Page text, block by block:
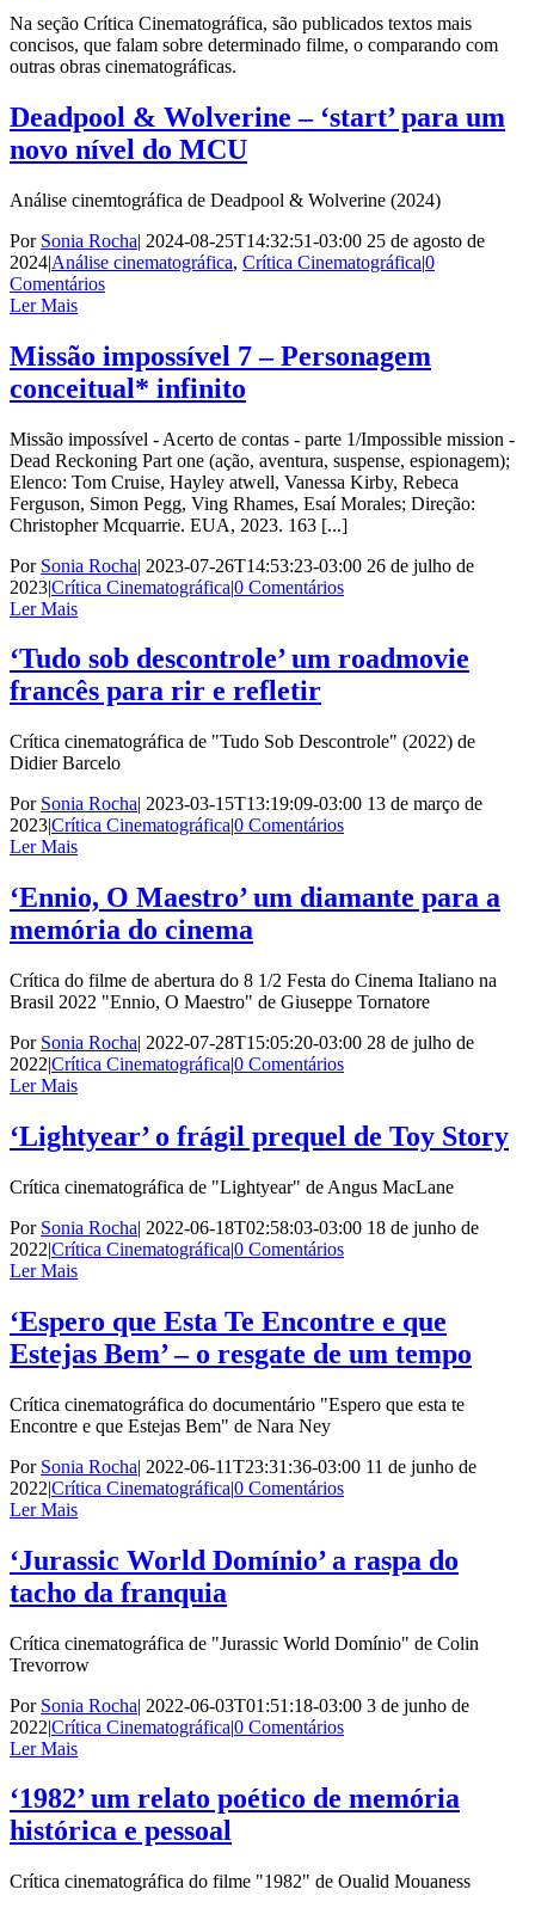
Na seção Crítica Cinematográfica, são publicados textos mais
concisos, que falam sobre determinado filme, o comparando com
outras obras cinematográficas.
Deadpool & Wolverine – ‘start’ para um
novo nível do MCU
Análise cinemtográfica de Deadpool & Wolverine (2024)
Por Sonia Rocha| 2024-08-25T14:32:51-03:00 25 de agosto de
2024|Análise cinematográfica, Crítica Cinematográfica|0
Comentários
Ler Mais
Missão impossível 7 – Personagem
conceitual* infinito
Missão impossível - Acerto de contas - parte 1/Impossible mission -
Dead Reckoning Part one (ação, aventura, suspense, espionagem);
Elenco: Tom Cruise, Hayley atwell, Vanessa Kirby, Rebeca
Ferguson, Simon Pegg, Ving Rhames, Esaí Morales; Direção:
Christopher Mcquarrie. EUA, 2023. 163 [...]
Por Sonia Rocha| 2023-07-26T14:53:23-03:00 26 de julho de
2023|Crítica Cinematográfica|0 Comentários
Ler Mais
‘Tudo sob descontrole’ um roadmovie
francês para rir e refletir
Crítica cinematográfica de "Tudo Sob Descontrole" (2022) de
Didier Barcelo
Por Sonia Rocha| 2023-03-15T13:19:09-03:00 13 de março de
2023|Crítica Cinematográfica|0 Comentários
Ler Mais
‘Ennio, O Maestro’ um diamante para a
memória do cinema
Crítica do filme de abertura do 8 1/2 Festa do Cinema Italiano na
Brasil 2022 "Ennio, O Maestro" de Giuseppe Tornatore
Por Sonia Rocha| 2022-07-28T15:05:20-03:00 28 de julho de
2022|Crítica Cinematográfica|0 Comentários
Ler Mais
‘Lightyear’ o frágil prequel de Toy Story
Crítica cinematográfica de "Lightyear" de Angus MacLane
Por Sonia Rocha| 2022-06-18T02:58:03-03:00 18 de junho de
2022|Crítica Cinematográfica|0 Comentários
Ler Mais
‘Espero que Esta Te Encontre e que
Estejas Bem’ – o resgate de um tempo
Crítica cinematográfica do documentário "Espero que esta te
Encontre e que Estejas Bem" de Nara Ney
Por Sonia Rocha| 2022-06-11T23:31:36-03:00 11 de junho de
2022|Crítica Cinematográfica|0 Comentários
Ler Mais
‘Jurassic World Domínio’ a raspa do
tacho da franquia
Crítica cinematográfica de "Jurassic World Domínio" de Colin
Trevorrow
Por Sonia Rocha| 2022-06-03T01:51:18-03:00 3 de junho de
2022|Crítica Cinematográfica|0 Comentários
Ler Mais
‘1982’ um relato poético de memória
histórica e pessoal
Crítica cinematográfica do filme "1982" de Oualid Mouaness